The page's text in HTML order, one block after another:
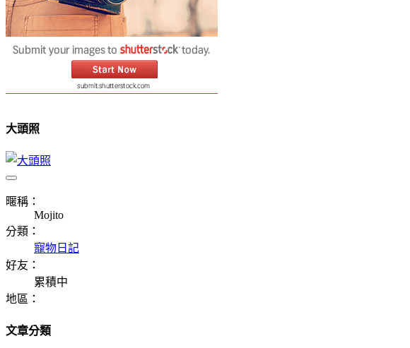
大頭照
暱稱：
Mojito
分類：
寵物日記
好友：
累積中
地區：
文章分類